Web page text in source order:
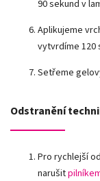
90 sekund v
Aplikujeme
vytvrdíme 120
Setřeme
Odstranění
Pro rychlejší
narušit